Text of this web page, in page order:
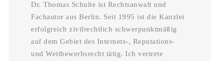
Dr. Thomas Schulte ist Rechtsanwalt und
Fachautor aus Berlin. Seit 1995 ist die Kanzlei
erfolgreich zivilrechtlich schwerpunktmäßig
auf dem Gebiet des Internets-, Reputations-
und Wettbewerbsrecht tätig. Ich vertrete